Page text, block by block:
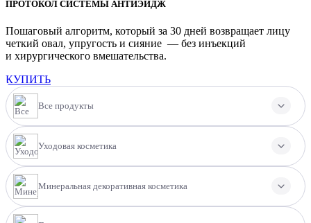
ПРОТОКОЛ СИСТЕМЫ АНТИЭЙДЖ
Пошаговый алгоритм, который за 30 дней возвращает лицу
четкий овал, упругость и сияние — без инъекций
и хирургического вмешательства.
КУПИТЬ
Все продукты
Уходовая косметика
Минеральная декоративная косметика